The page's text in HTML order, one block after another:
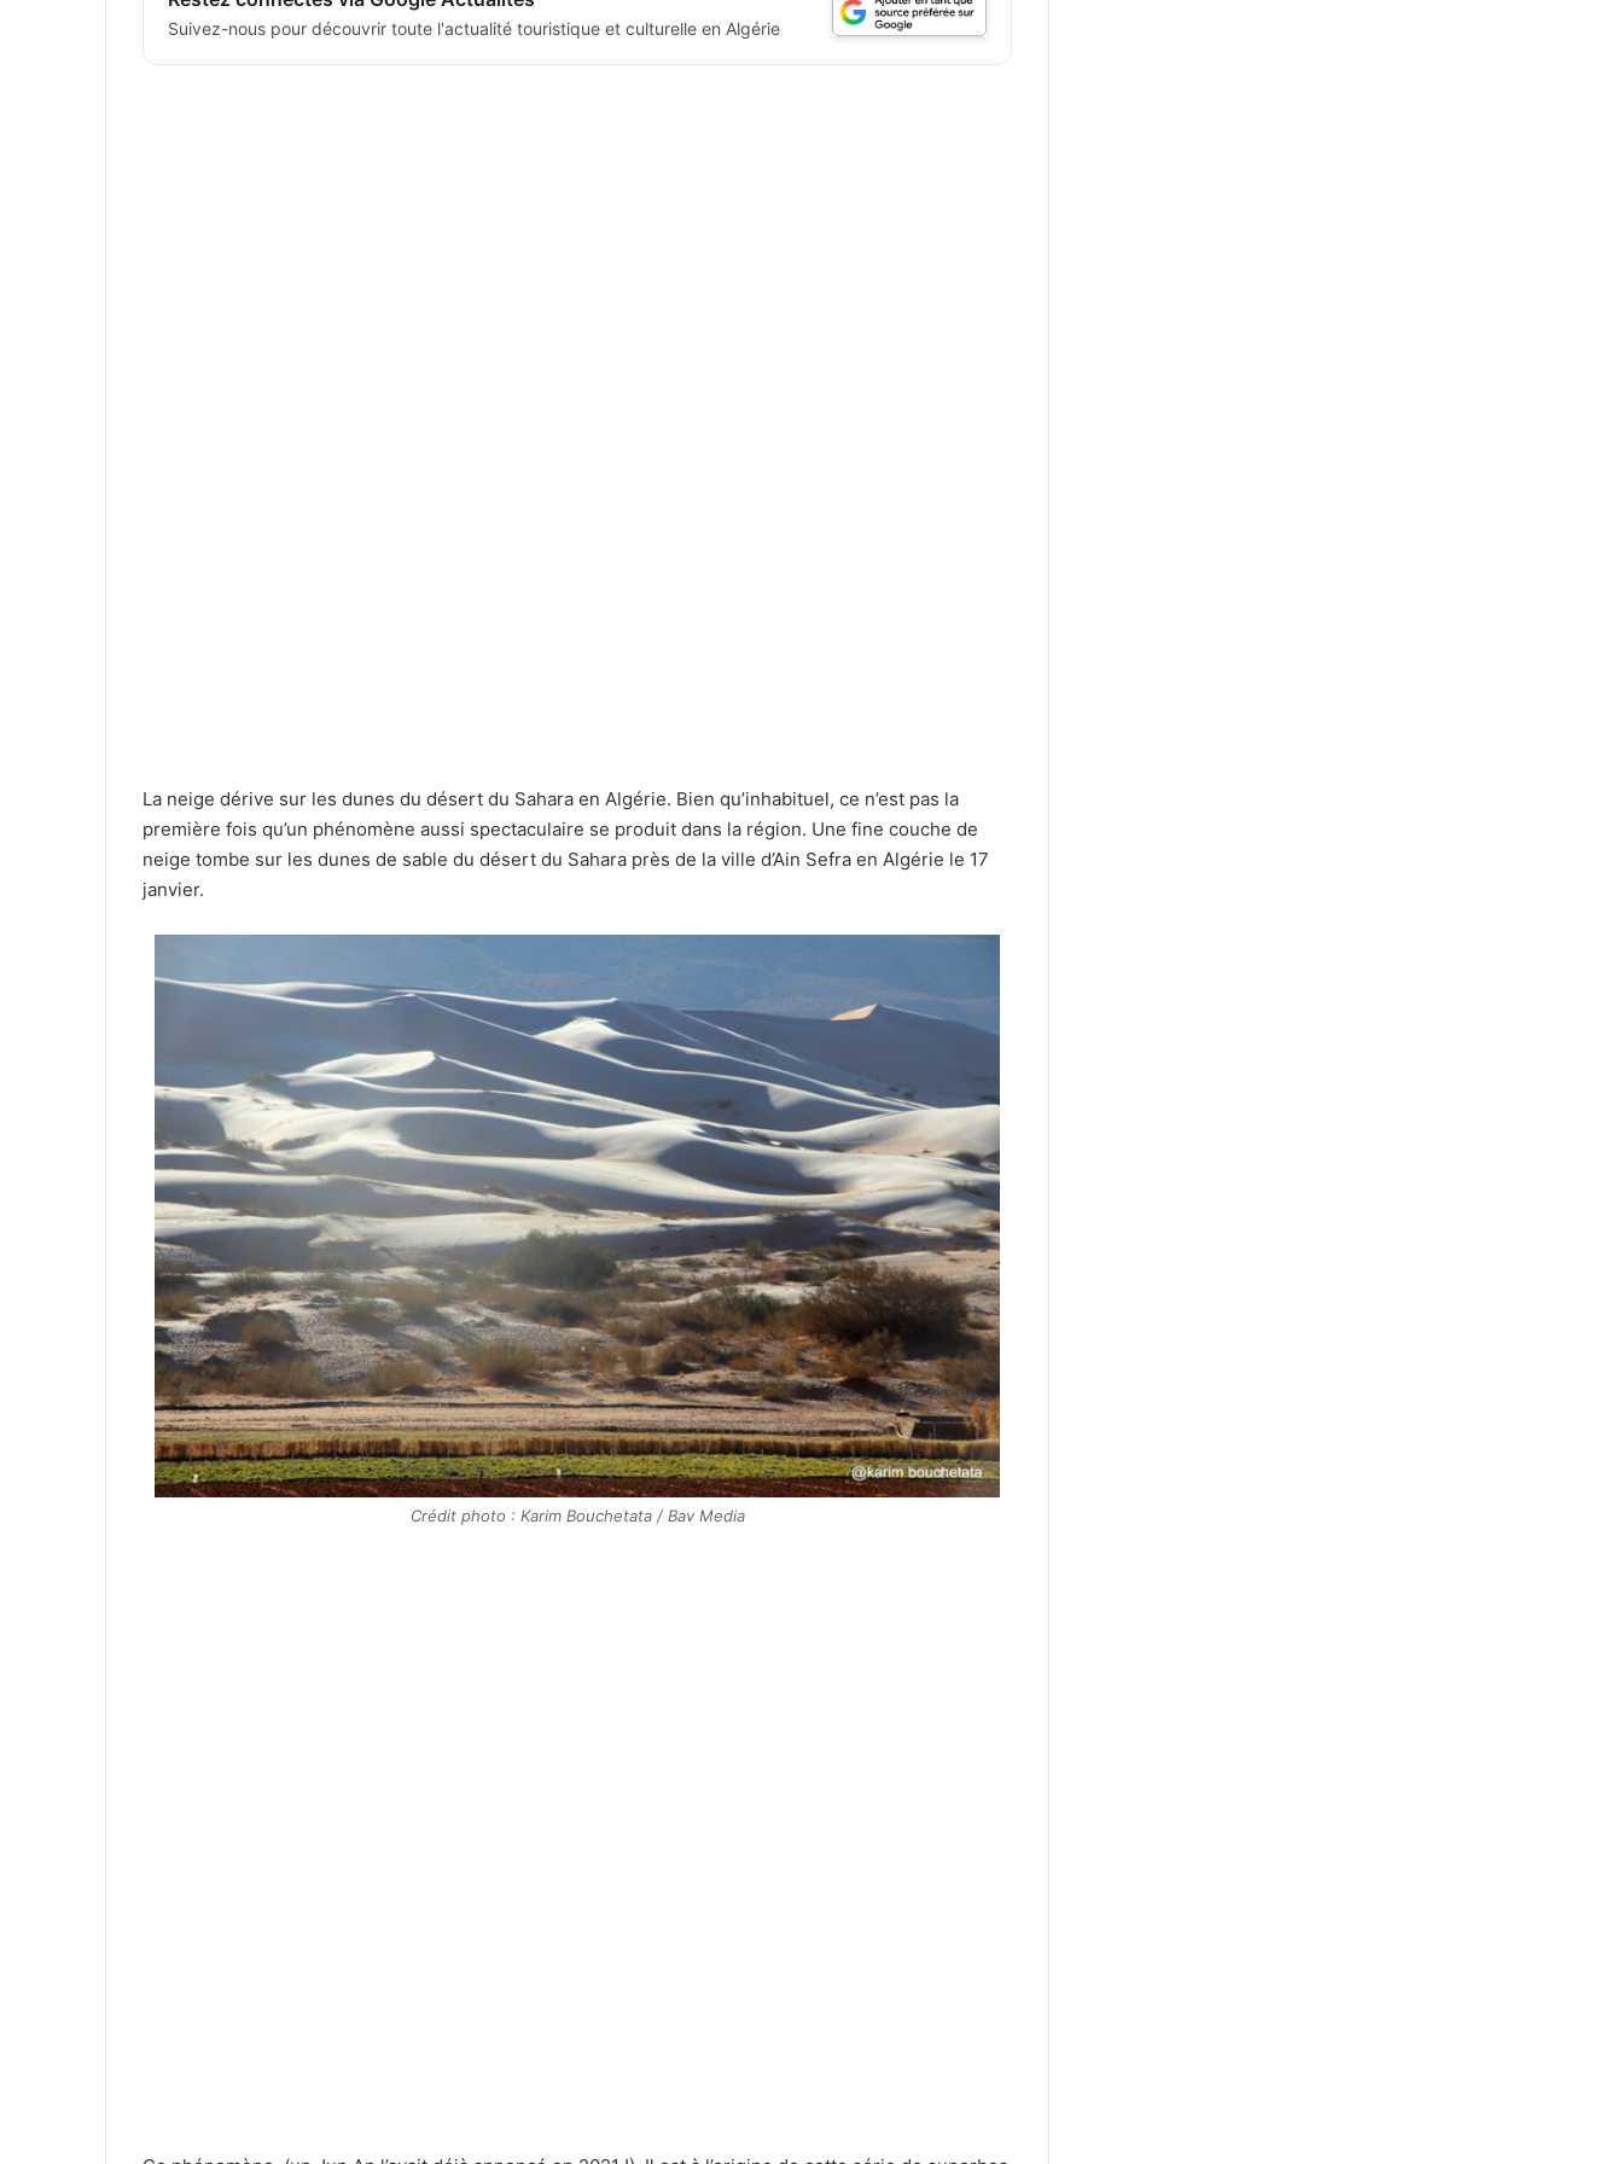
Suivez-nous pour découvrir toute l'actualité touristique et culturelle en Algérie
La neige dérive sur les dunes du désert du Sahara en Algérie. Bien qu’inhabituel, ce n’est pas la
première fois qu’un phénomène aussi spectaculaire se produit dans la région. Une fine couche de
neige tombe sur les dunes de sable du désert du Sahara près de la ville d’Ain Sefra en Algérie le 17
janvier.
Crédit photo : Karim Bouchetata / Bav Media